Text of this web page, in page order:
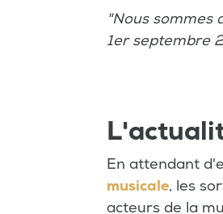
"Nous sommes
1er septembre
En attendant
musicale, les
acteurs de la